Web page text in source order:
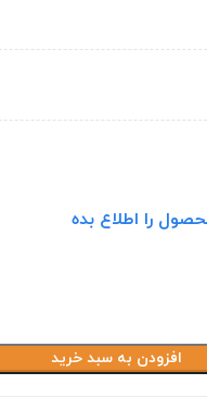
را اطلاع بده
افزودن به سبد خرید